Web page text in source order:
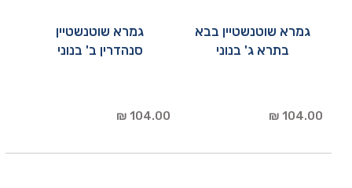
גמרא שוטנשטיין בבא
בתרא ג' בנוני
104.00 ₪
גמרא שוטנשטיין
סנהדרין ב' בנוני
104.00 ₪